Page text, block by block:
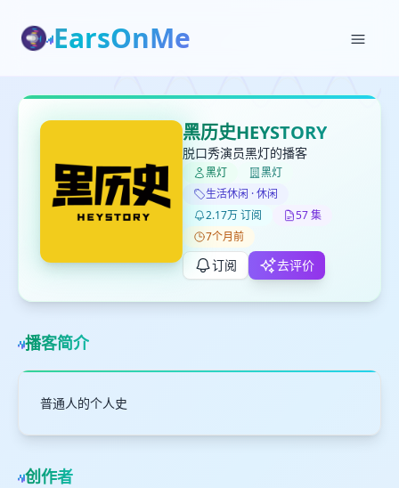
EarsOnMe
黑历史HEYSTORY
脱口秀演员黑灯的播客
黑灯
黑灯
生活休闲 · 休闲
2.17万 订阅
57 集
7个月前
订阅 去评价
播客简介
普通人的个人史
创作者
✕
打分
取消 确定
✕
删除确认
取消
✕
加入播单